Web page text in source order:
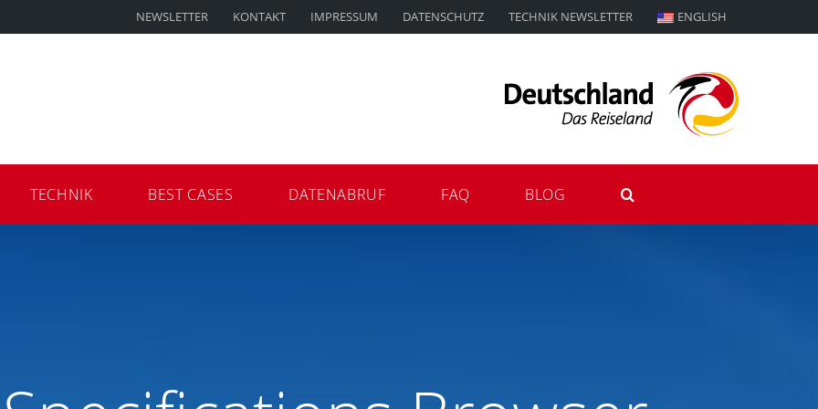
NEWSLETTER KONTAKT IMPRESSUM DATENSCHUTZ TECHNIK NEWSLETTER ENGLISH
TECHNIK BEST CASES DATENABRUF FAQ BLOG